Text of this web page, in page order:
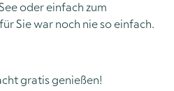
oder einfach zum
Sie war noch nie so einfach.
gratis genießen!